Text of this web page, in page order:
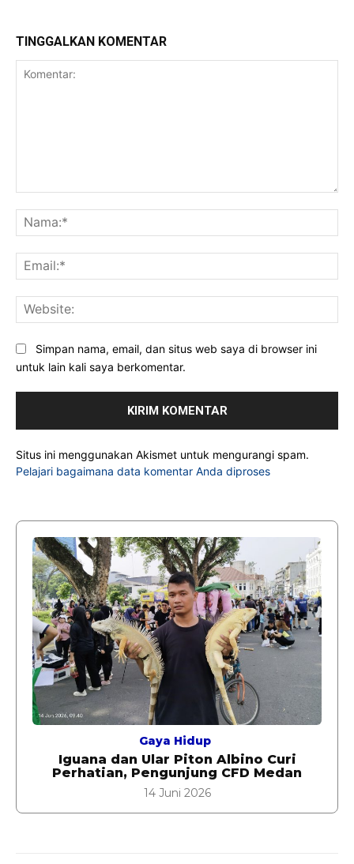
TINGGALKAN KOMENTAR
Simpan nama, email, dan situs web saya di browser ini
untuk lain kali saya berkomentar.
Situs ini menggunakan Akismet untuk mengurangi spam.
Pelajari bagaimana data komentar Anda diproses
Gaya Hidup
Iguana dan Ular Piton Albino Curi
Perhatian, Pengunjung CFD Medan
14 Juni 2026